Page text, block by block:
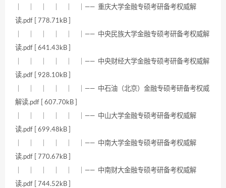
｜ ｜ ｜ ｜ ｜ ｜—— 重庆大学金融专硕考研备考权威解
读.pdf [ 778.71kB ]
｜ ｜ ｜ ｜ ｜ ｜—— 中央民族大学金融专硕考研备考权威解
读.pdf [ 641.43kB ]
｜ ｜ ｜ ｜ ｜ ｜—— 中央财经大学金融专硕考研备考权威解
读.pdf [ 928.10kB ]
｜ ｜ ｜ ｜ ｜ ｜—— 中石油（北京）金融专硕考研备考权威
解读.pdf [ 607.70kB ]
｜ ｜ ｜ ｜ ｜ ｜—— 中山大学金融专硕考研备考权威解
读.pdf [ 699.48kB ]
｜ ｜ ｜ ｜ ｜ ｜—— 中南大学金融专硕考研备考权威解
读.pdf [ 770.67kB ]
｜ ｜ ｜ ｜ ｜ ｜—— 中南财大金融专硕考研备考权威解
读.pdf [ 744.52kB ]